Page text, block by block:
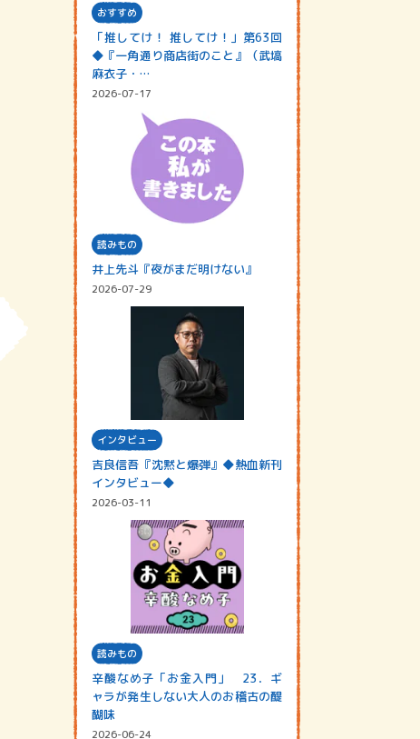
おすすめ
「推してけ！ 推してけ！」第63回
◆『一角通り商店街のこと』（武塙
麻衣子・…
2026-07-17
読みもの
井上先斗『夜がまだ明けない』
2026-07-29
インタビュー
吉良信吾『沈黙と爆弾』◆熱血新刊
インタビュー◆
2026-03-11
読みもの
辛酸なめ子「お金入門」 23．ギ
ャラが発生しない大人のお稽古の醍
醐味
2026-06-24